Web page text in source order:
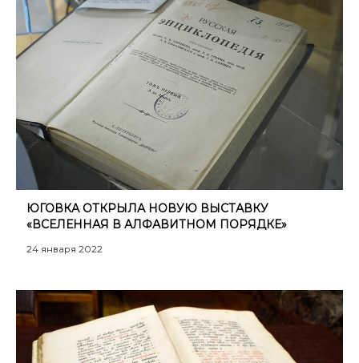
ЮГОВКА ОТКРЫЛА НОВУЮ ВЫСТАВКУ
«ВСЕЛЕННАЯ В АЛФАВИТНОМ ПОРЯДКЕ»
24 января 2022